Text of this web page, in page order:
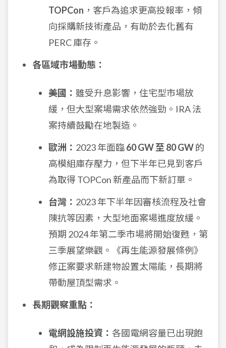
TOPCon ，客戶為追求更高投報率，傾
向採購新技術產品，有助於去化舊有
PERC 庫存。
各區域市場動態：
美國： 雖受升息影響，住宅型市場放
緩，但大型案場需求依然強勁。IRA 法
案持續鼓勵在地製造。
歐洲： 2023 年面臨60 GW 至 80 GW的
高模組庫存壓力，但下半年已見到客戶
為取得 TOPCon 新產品而下新訂單。
台灣： 2023 年下半年因審核流程及社會
陳抗等因素，大型地面案場進度放緩。
預期 2024 年第二季市場將開始復甦，第
三季展望樂觀。《再生能源發展條例》
修正案要求新建物設置太陽能，長期將
帶動屋頂型需求。
長期觀察重點：
電網設施投資： 各國電網容量已出現飽